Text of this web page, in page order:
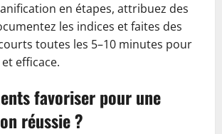
en étapes, attribuez des
les indices et faites des
toutes les 5–10 minutes pour
efficace.
favoriser pour une
réussie ?